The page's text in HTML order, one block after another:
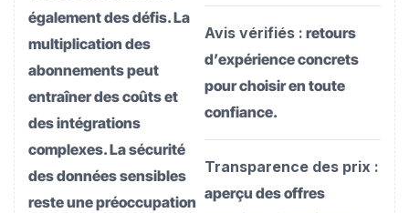
également des défis. La
multiplication des
abonnements peut
entraîner des coûts et
des intégrations
complexes. La sécurité
des données sensibles
reste une préoccupation
Avis vérifiés : retours
d’expérience concrets
pour choisir en toute
confiance.
Transparence des prix :
aperçu des offres